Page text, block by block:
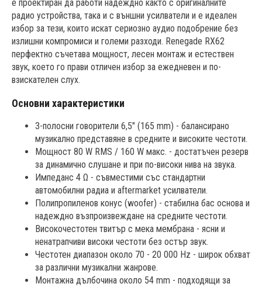
е проектиран да работи надеждно както с оригиналните
радио устройства, така и с външни усилватели и е идеален
избор за тези, които искат сериозно аудио подобрение без
излишни компромиси и големи разходи. Renegade RX62
перфектно съчетава мощност, лесен монтаж и естествен
звук, което го прави отличен избор за ежедневен и по-
взискателен слух.
Основни характеристики
3-полосни говорители 6,5" (165 mm) - балансирано
музикално представяне в средните и високите честоти.
Мощност 80 W RMS / 160 W макс. - достатъчен резерв
за динамично слушане и при по-високи нива на звука.
Импеданс 4 Ω - съвместими със стандартни
автомобилни радиа и aftermarket усилватели.
Полипропиленов конус (woofer) - стабилна бас основа и
надеждно възпроизвеждане на средните честоти.
Високочестотен твитър с мека мембрана - ясни и
ненатрапчиви високи честоти без остър звук.
Честотен диапазон около 70 - 20 000 Hz - широк обхват
за различни музикални жанрове.
Монтажна дълбочина около 54 mm - подходящи за